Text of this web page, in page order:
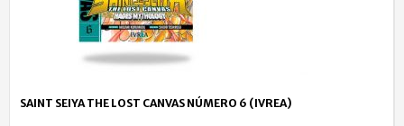
SAINT SEIYA THE LOST CANVAS NÚMERO 6 (IVREA)